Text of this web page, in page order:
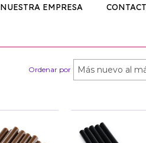
NUESTRA EMPRESA
Ordenar por